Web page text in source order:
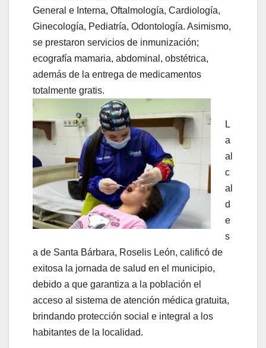
General e Interna, Oftalmología, Cardiología,
Ginecología, Pediatría, Odontología. Asimismo,
se prestaron servicios de inmunización;
ecografía mamaria, abdominal, obstétrica,
además de la entrega de medicamentos
totalmente gratis.
L
a
al
c
al
d
e
s
a de Santa Bárbara, Roselis León, calificó de
exitosa la jornada de salud en el municipio,
debido a que garantiza a la población el
acceso al sistema de atención médica gratuita,
brindando protección social e integral a los
habitantes de la localidad.